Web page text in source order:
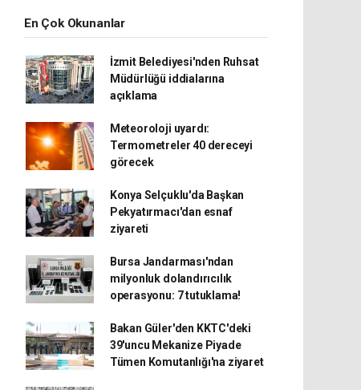
En Çok Okunanlar
İzmit Belediyesi'nden Ruhsat
Müdürlüğü iddialarına
açıklama
Meteoroloji uyardı:
Termometreler 40 dereceyi
görecek
Konya Selçuklu'da Başkan
Pekyatırmacı'dan esnaf
ziyareti
Bursa Jandarması'ndan
milyonluk dolandırıcılık
operasyonu: 7 tutuklama!
Bakan Güler'den KKTC'deki
39'uncu Mekanize Piyade
Tümen Komutanlığı'na ziyaret